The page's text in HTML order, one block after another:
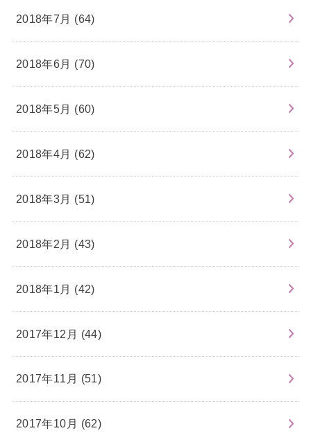
2018年7月 (64)
2018年6月 (70)
2018年5月 (60)
2018年4月 (62)
2018年3月 (51)
2018年2月 (43)
2018年1月 (42)
2017年12月 (44)
2017年11月 (51)
2017年10月 (62)